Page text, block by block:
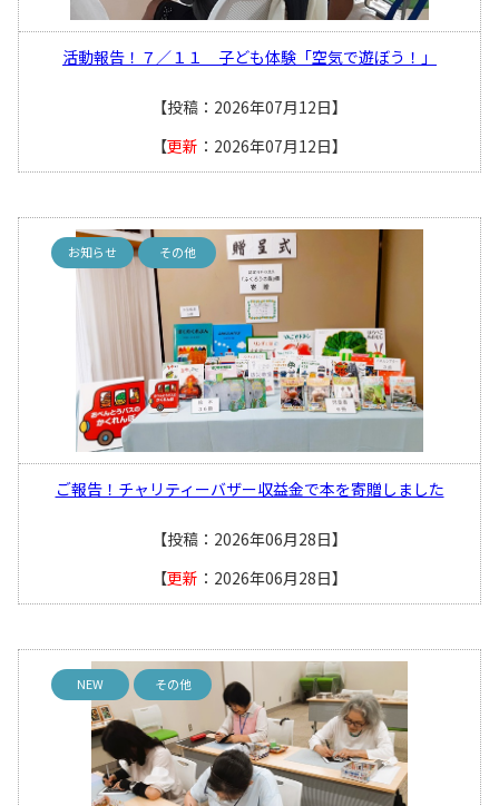
活動報告！７／１１ 子ども体験「空気で遊ぼう！」
【投稿：2026年07月12日】
【更新 ：2026年07月12日】
お知らせ その他
ご報告！チャリティーバザー収益金で本を寄贈しました
【投稿：2026年06月28日】
【更新 ：2026年06月28日】
NEW その他